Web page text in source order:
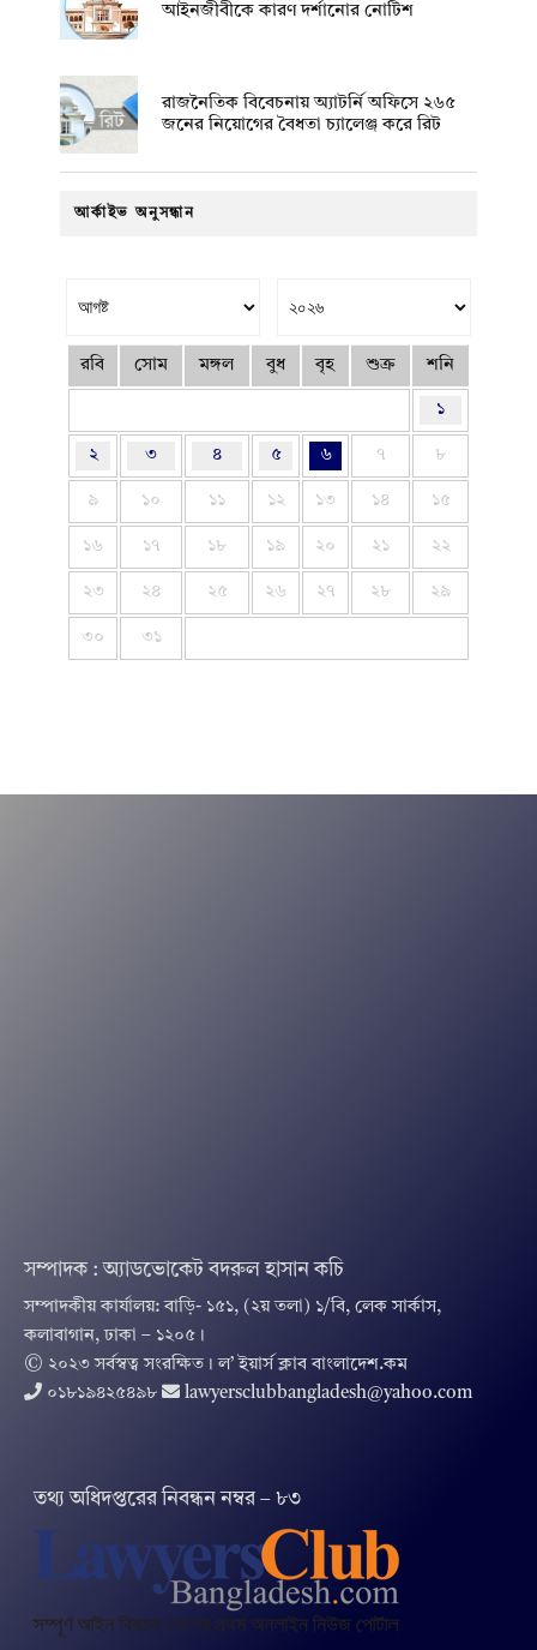
আইনজীবীকে কারণ দর্শানোর নোটিশ
রাজনৈতিক বিবেচনায় অ‍্যাটর্নি অফিসে ২৬৫
জনের নিয়োগের বৈধতা চ্যালেঞ্জ করে রিট
আর্কাইভ অনুসন্ধান
রবি সোম মঙ্গল বুধ বৃহ শুক্র শনি
১
২ ৩ ৪ ৫ ৬ ৭ ৮
৯ ১০ ১১ ১২ ১৩ ১৪ ১৫
১৬ ১৭ ১৮ ১৯ ২০ ২১ ২২
২৩ ২৪ ২৫ ২৬ ২৭ ২৮ ২৯
৩০ ৩১
সম্পাদক : অ্যাডভোকেট বদরুল হাসান কচি
সম্পাদকীয় কার্যালয়: বাড়ি- ১৫১, (২য় তলা) ১/বি, লেক সার্কাস,
কলাবাগান, ঢাকা – ১২০৫।
© ২০২৩ সর্বস্বত্ব সংরক্ষিত । ল’ ইয়ার্স ক্লাব বাংলাদেশ.কম
০১৮১৯৪২৫৪৯৮
lawyersclubbangladesh@yahoo.com
তথ‌্য অ‌ধিদপ্ত‌রের নিবন্ধন নম্বর – ৮৩